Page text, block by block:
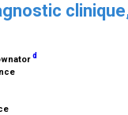
d